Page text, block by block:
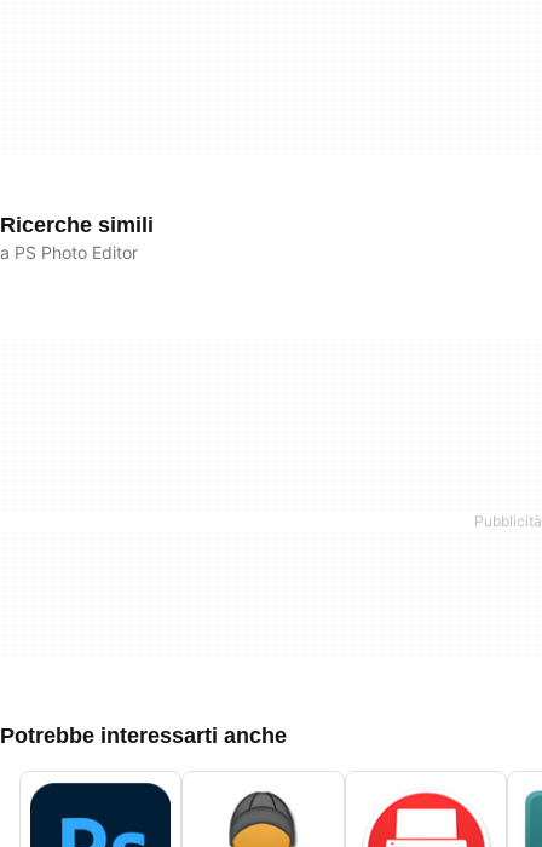
Ricerche simili
a PS Photo Editor
Potrebbe interessarti anche